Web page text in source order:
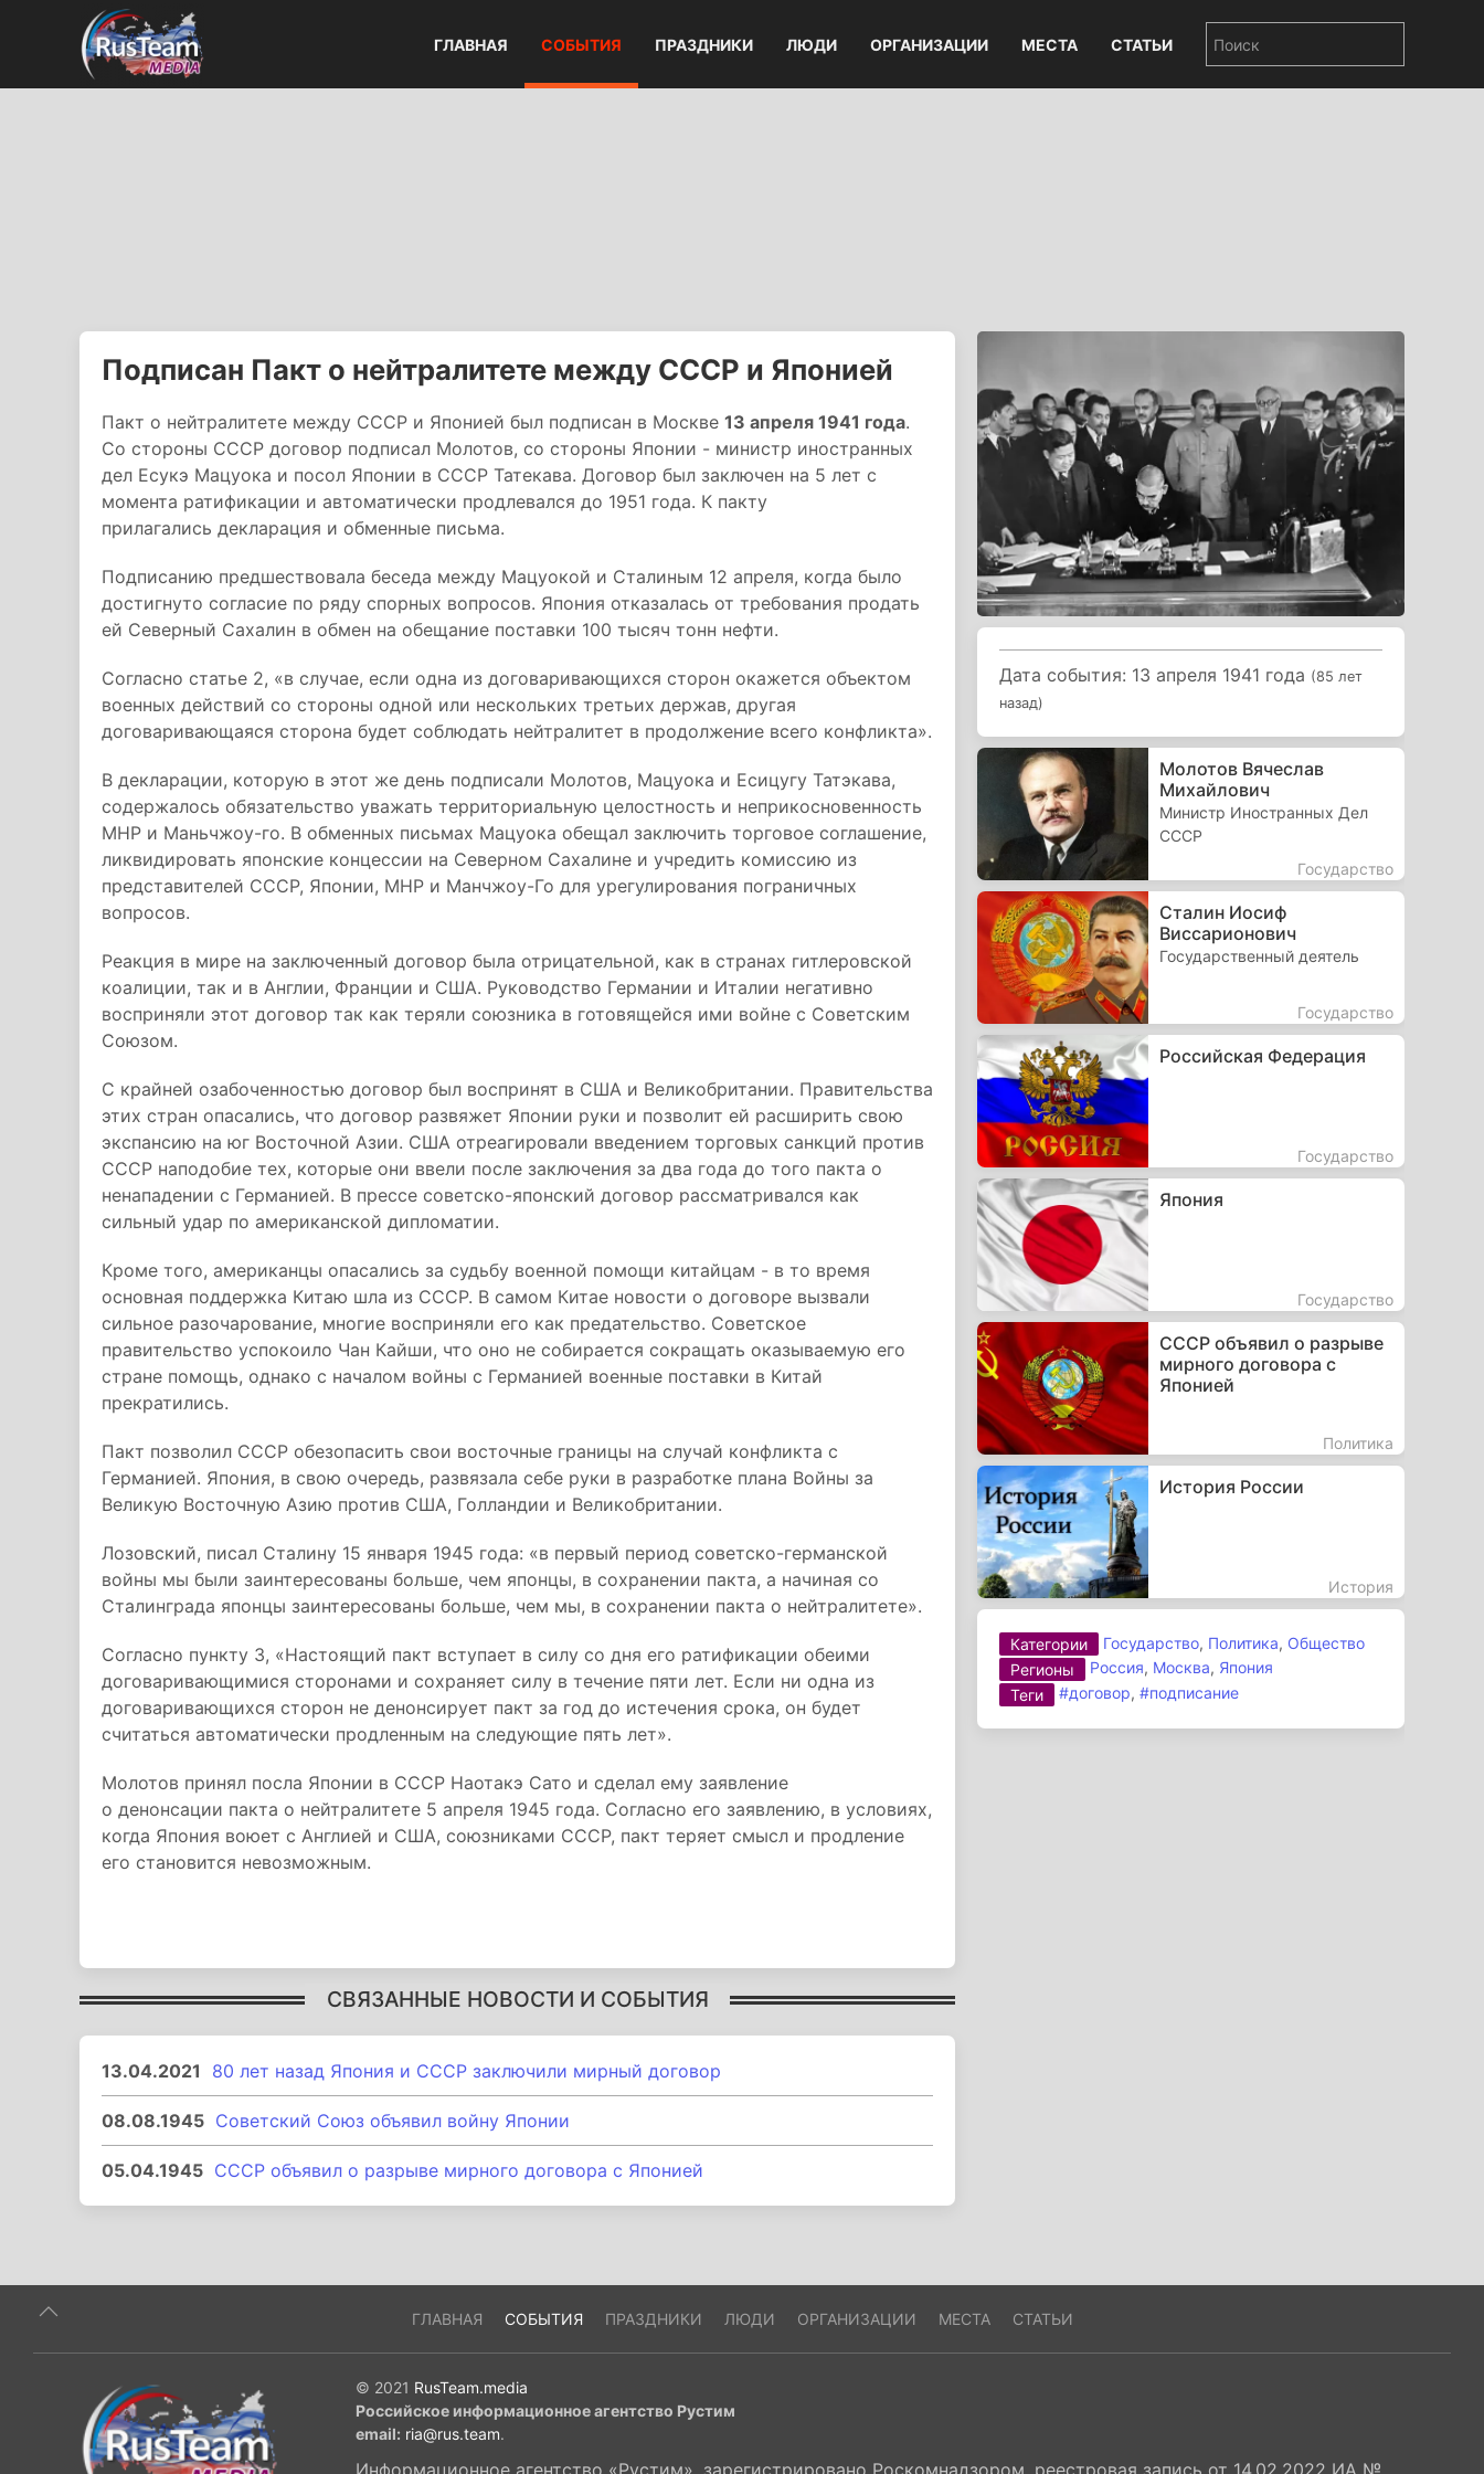
ГЛАВНАЯ СОБЫТИЯ ПРАЗДНИКИ ЛЮДИ ОРГАНИЗАЦИИ МЕСТА СТАТЬИ
Подписан Пакт о нейтралитете между СССР и Японией
Пакт о нейтралитете между СССР и Японией был подписан в Москве 13 апреля 1941 года.
Со стороны СССР договор подписал Молотов, со стороны Японии - министр иностранных
дел Есукэ Мацуока и посол Японии в СССР Татекава. Договор был заключен на 5 лет с
момента ратификации и автоматически продлевался до 1951 года. К пакту
прилагались декларация и обменные письма.
Подписанию предшествовала беседа между Мацуокой и Сталиным 12 апреля, когда было
достигнуто согласие по ряду спорных вопросов. Япония отказалась от требования продать
ей Северный Сахалин в обмен на обещание поставки 100 тысяч тонн нефти.
Согласно статье 2, «в случае, если одна из договаривающихся сторон окажется объектом
военных действий со стороны одной или нескольких третьих держав, другая
договаривающаяся сторона будет соблюдать нейтралитет в продолжение всего конфликта».
В декларации, которую в этот же день подписали Молотов, Мацуока и Есицугу Татэкава,
содержалось обязательство уважать территориальную целостность и неприкосновенность
МНР и Маньчжоу-го. В обменных письмах Мацуока обещал заключить торговое соглашение,
ликвидировать японские концессии на Северном Сахалине и учредить комиссию из
представителей СССР, Японии, МНР и Манчжоу-Го для урегулирования пограничных
вопросов.
Реакция в мире на заключенный договор была отрицательной, как в странах гитлеровской
коалиции, так и в Англии, Франции и США. Руководство Германии и Италии негативно
восприняли этот договор так как теряли союзника в готовящейся ими войне с Советским
Союзом.
С крайней озабоченностью договор был воспринят в США и Великобритании. Правительства
этих стран опасались, что договор развяжет Японии руки и позволит ей расширить свою
экспансию на юг Восточной Азии. США отреагировали введением торговых санкций против
СССР наподобие тех, которые они ввели после заключения за два года до того пакта о
ненападении с Германией. В прессе советско-японский договор рассматривался как
сильный удар по американской дипломатии.
Кроме того, американцы опасались за судьбу военной помощи китайцам - в то время
основная поддержка Китаю шла из СССР. В самом Китае новости о договоре вызвали
сильное разочарование, многие восприняли его как предательство. Советское
правительство успокоилo Чан Кайши, что оно не собирается сокращать оказываемую его
стране помощь, однако с началом войны с Германией военные поставки в Китай
прекратились.
Пакт позволил СССР обезопасить свои восточные границы на случай конфликта с
Германией. Япония, в свою очередь, развязала себе руки в разработке плана Войны за
Великую Восточную Азию против США, Голландии и Великобритании.
Лозовский, писал Сталину 15 января 1945 года: «в первый период советско-германской
войны мы были заинтересованы больше, чем японцы, в сохранении пакта, а начиная со
Сталинграда японцы заинтересованы больше, чем мы, в сохранении пакта о нейтралитете».
Согласно пункту 3, «Настоящий пакт вступает в силу со дня его ратификации обеими
договаривающимися сторонами и сохраняет силу в течение пяти лет. Если ни одна из
договаривающихся сторон не денонсирует пакт за год до истечения срока, он будет
считаться автоматически продленным на следующие пять лет».
Молотов принял посла Японии в СССР Наотакэ Сато и сделал ему заявление
о денонсации пакта о нейтралитете 5 апреля 1945 года. Согласно его заявлению, в условиях,
когда Япония воюет с Англией и США, союзниками СССР, пакт теряет смысл и продление
его становится невозможным.
СВЯЗАННЫЕ НОВОСТИ И СОБЫТИЯ
13.04.2021 80 лет назад Япония и СССР заключили мирный договор
08.08.1945 Советский Союз объявил войну Японии
05.04.1945 СССР объявил о разрыве мирного договора с Японией
Дата события: 13 апреля 1941 года (85 лет
назад)
Молотов Вячеслав
Михайлович
Министр Иностранных Дел
СССР
Государство
Сталин Иосиф
Виссарионович
Государственный деятель
Государство
Российская Федерация
Государство
Япония
Государство
СССР объявил о разрыве
мирного договора с
Японией
Политика
История России
История
Категории Государство, Политика, Общество
Регионы
Россия, Москва, Япония
Теги
#договор,#подписание
ГЛАВНАЯ СОБЫТИЯ ПРАЗДНИКИ ЛЮДИ ОРГАНИЗАЦИИ МЕСТА СТАТЬИ
© 2021 RusTeam.media
Российское информационное агентство Рустим
email: ria@rus.team.
Информационное агентство «Рустим», зарегистрировано Роскомнадзором, реестровая запись от 14.02.2022 ИА №